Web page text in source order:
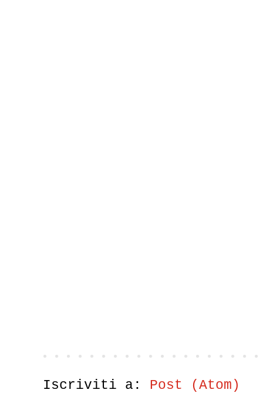
Iscriviti a: Post (Atom)